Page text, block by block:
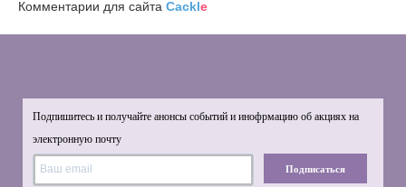
Комментарии для сайта Cackle
Подпишитесь и получайте анонсы событий и инофрмацию об акциях на
электронную почту
Подписаться